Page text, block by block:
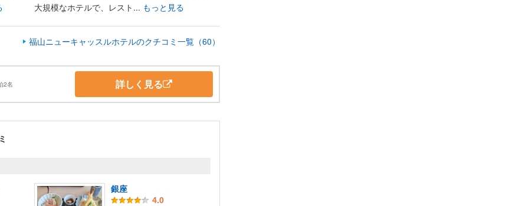
大規模なホテルで、レスト... もっと見る
福山ニューキャッスルホテルのクチコミ一覧（60）
2名 詳しく見る
銀座
4.0